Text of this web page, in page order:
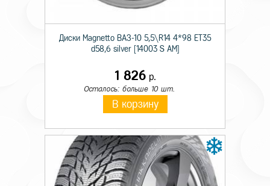
Технические характеристики
Происхождение Отечественная
Диаметр 22.5
Индекс нагрузки 160
Индекс скорости K
Диски Magnetto ВАЗ-10 5,5\R14 4*98 ET35
d58,6 silver [14003 S AM]
1 826р.
Осталось: больше 10 шт.
В корзину